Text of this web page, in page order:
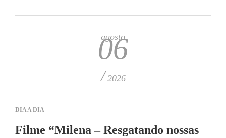
agosto
06
/ 2026
DIA A DIA
Filme “Milena – Resgatando nossas